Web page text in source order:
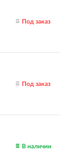
Под заказ
Под заказ
В наличии